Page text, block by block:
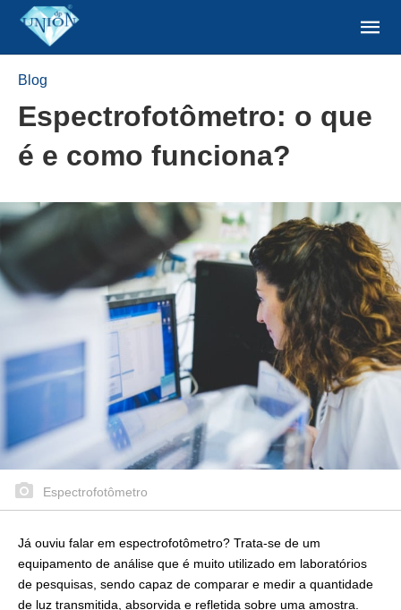
Blog
Espectrofotômetro: o que
é e como funciona?
Espectrofotômetro
Já ouviu falar em espectrofotômetro? Trata-se de um
equipamento de análise que é muito utilizado em laboratórios
de pesquisas, sendo capaz de comparar e medir a quantidade
de luz transmitida, absorvida e refletida sobre uma amostra.